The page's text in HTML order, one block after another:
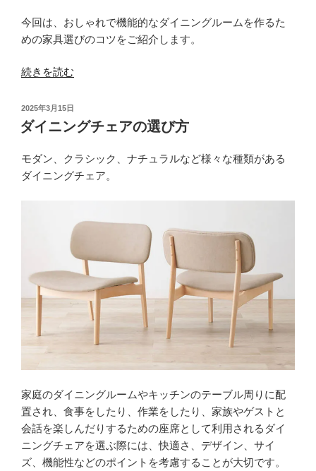
間
づ
り
コ
ツ”
今回は、おしゃれで機能的なダイニングルームを作るた
めの家具選びのコツをご紹介します。
“お
ゃ
れ
ダ
イ
ム
作
家
具
選
び”
の
続きを読む
投
稿
日:
2025年3月15日
ダイニングチェアの選び方
モダン、クラシック、ナチュラルなど様々な種類がある
ダイニングチェア。
家庭のダイニングルームやキッチンのテーブル周りに配
置され、食事をしたり、作業をしたり、家族やゲストと
会話を楽しんだりするための座席として利用されるダイ
ニングチェアを選ぶ際には、快適さ、デザイン、サイ
ズ、機能性などのポイントを考慮することが大切です。